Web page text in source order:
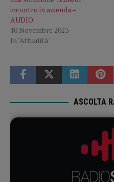
incontro in azienda –
AUDIO
10 Novembre 2023
In "Attualità"
ASCOLTA